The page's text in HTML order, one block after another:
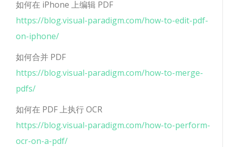
如何在 iPhone 上编辑 PDF
https://blog.visual-paradigm.com/how-to-edit-pdf-
on-iphone/
如何合并 PDF
https://blog.visual-paradigm.com/how-to-merge-
pdfs/
如何在 PDF 上执行 OCR
https://blog.visual-paradigm.com/how-to-perform-
ocr-on-a-pdf/